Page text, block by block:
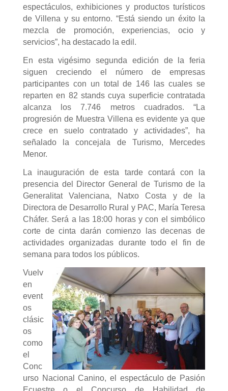
espectáculos, exhibiciones y productos turísticos
de Villena y su entorno. “Está siendo un éxito la
mezcla de promoción, experiencias, ocio y
servicios”, ha destacado la edil.
En esta vigésimo segunda edición de la feria
siguen creciendo el número de empresas
participantes con un total de 146 las cuales se
reparten en 82 stands cuya superficie contratada
alcanza los 7.746 metros cuadrados. “La
progresión de Muestra Villena es evidente ya que
crece en suelo contratado y actividades”, ha
señalado la concejala de Turismo, Mercedes
Menor.
La inauguración de esta tarde contará con la
presencia del Director General de Turismo de la
Generalitat Valenciana, Natxo Costa y de la
Directora de Desarrollo Rural y PAC, María Teresa
Cháfer. Será a las 18:00 horas y con el simbólico
corte de cinta darán comienzo las decenas de
actividades organizadas durante todo el fin de
semana para todos los públicos.
Vuelv
en
event
os
clásic
os
como
el
Conc
urso Nacional Canino, el espectáculo de Pasión